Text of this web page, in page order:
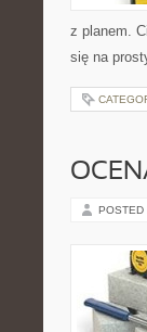
z planem.
się na
POSTED